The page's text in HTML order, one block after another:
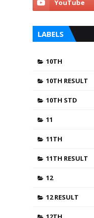
LABELS
10TH
10TH RESULT
10TH STD
11
11TH
11TH RESULT
12
12 RESULT